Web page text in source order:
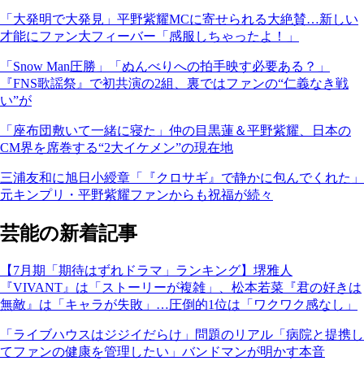
「大発明で大発見」平野紫耀MCに寄せられる大絶賛…新しい
才能にファン大フィーバー「感服しちゃったよ！」
「Snow Man圧勝」「ぬんべりへの拍手映す必要ある？」
『FNS歌謡祭』で初共演の2組、裏ではファンの“仁義なき戦
い”が
「座布団敷いて一緒に寝た」仲の目黒蓮＆平野紫耀、日本の
CM界を席巻する“2大イケメン”の現在地
三浦友和に旭日小綬章「『クロサギ』で静かに包んでくれた」
元キンプリ・平野紫耀ファンからも祝福が続々
芸能の新着記事
【7月期「期待はずれドラマ」ランキング】堺雅人
『VIVANT』は「ストーリーが複雑」、松本若菜『君の好きは
無敵』は「キャラが失敗」…圧倒的1位は「ワクワク感なし」
「ライブハウスはジジイだらけ」問題のリアル「病院と提携し
てファンの健康を管理したい」バンドマンが明かす本音